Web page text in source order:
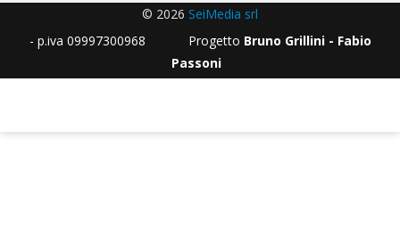
© 2026 SeiMedia srl
- p.iva 09997300968 Progetto Bruno Grillini - Fabio
Passoni